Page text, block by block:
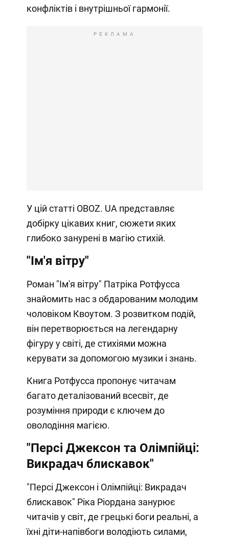
конфліктів і внутрішньої гармонії.
РЕКЛАМА
У цій статті OBOZ. UA представляє
добірку цікавих книг, сюжети яких
глибоко занурені в магію стихій.
"Ім'я вітру"
Роман "Ім'я вітру" Патріка Ротфусса
знайомить нас з обдарованим молодим
чоловіком Квоутом. З розвитком подій,
він перетворюється на легендарну
фігуру у світі, де стихіями можна
керувати за допомогою музики і знань.
Книга Ротфусса пропонує читачам
багато деталізований всесвіт, де
розуміння природи є ключем до
оволодіння магією.
"Персі Джексон та Олімпійці:
Викрадач блискавок"
"Персі Джексон і Олімпійці: Викрадач
блискавок" Ріка Ріордана занурює
читачів у світ, де грецькі боги реальні, а
їхні діти-напівбоги володіють силами,